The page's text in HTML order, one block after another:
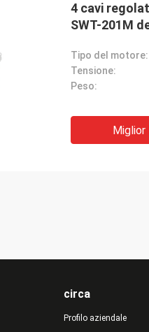
4 cavi
SWT-201M
Tipo del motore:
Tensione:
Peso:
Miglior
circa
Profilo aziendale